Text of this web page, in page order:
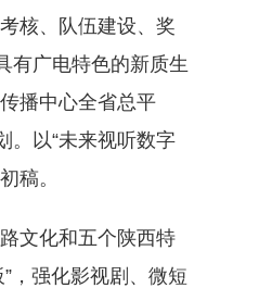
核、队伍建设、奖
有广电特色的新质生
播中心全省总平
。以“未来视听数字
稿。
文化和五个陕西特
，强化影视剧、微短